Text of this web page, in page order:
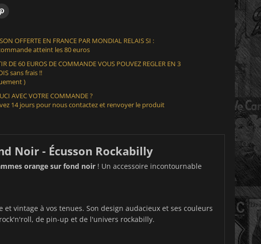
OFFERTE EN FRANCE PAR MONDIAL RELAIS SI :
atteint les 80 euros
DE 60 EUROS DE COMMANDE VOUS POUVEZ REGLER EN 3
sans frais !!
)
AVEC VOTRE COMMANDE ?
14 jours pour nous contactez et renvoyer le produit
Noir - Écusson Rockabilly
orange sur fond noir! Un accessoire incontournable
vintage à vos tenues. Son design audacieux et ses couleurs
de pin-up et de l'univers rockabilly.